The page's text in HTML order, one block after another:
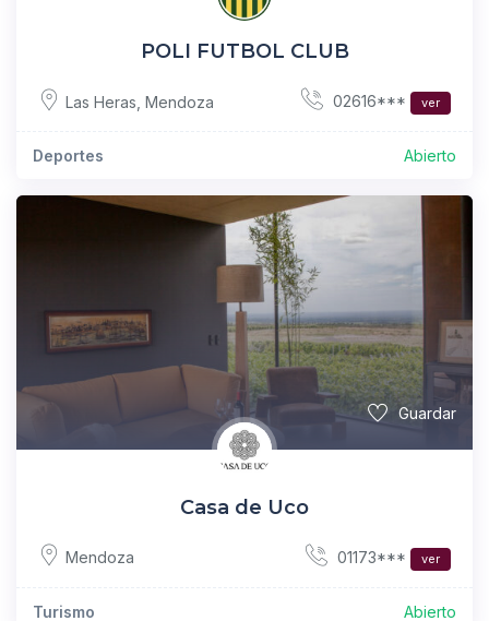
POLI FUTBOL CLUB
Las Heras Mendoza 02616*** ver
Deportes Abierto
Guardar
Casa de Uco
Mendoza 01173*** ver
Turismo Abierto